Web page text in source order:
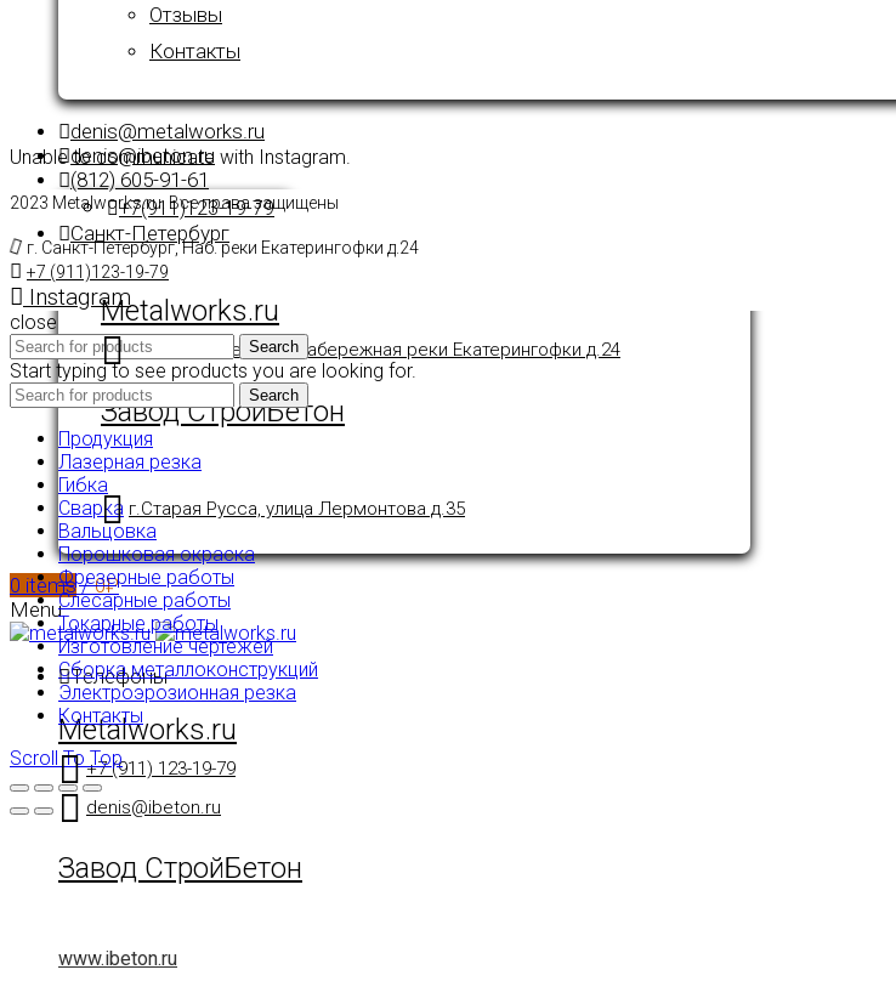
Отзывы
Контакты
denis@metalworks.ru
denis@ibeton.ru
(812) 605-91-61
+7(911)123-19-79
Санкт-Петербург
Metalworks.ru
г. Санкт-Петербург, набережная реки Екатерингофки д.24
Завод СтройБетон
г.Старая Русса, улица Лермонтова д.35
0 items / 0₽
Menu
Телефоны
Metalworks.ru
+7 (911) 123-19-79
denis@ibeton.ru
Завод СтройБетон
www.ibeton.ru
Unable to communicate with Instagram.
2023 Metalworks.ru. Все права защищены
г. Санкт-Петербург, Наб. реки Екатерингофки д.24
+7 (911)123-19-79
Instagram
close
Search
Start typing to see products you are looking for.
Search
Продукция
Лазерная резка
Гибка
Сварка
Вальцовка
Порошковая окраска
Фрезерные работы
Слесарные работы
Токарные работы
Изготовление чертежей
Сборка металлоконструкций
Электроэрозионная резка
Контакты
Scroll To Top